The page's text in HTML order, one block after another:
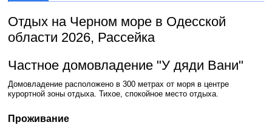
Отдых на Черном море в Одесской
области 2026, Рассейка
Частное домовладение "У дяди Вани"
Домовладение расположено в 300 метрах от моря в центре
курортной зоны отдыха. Тихое, спокойное место отдыха.
Проживание